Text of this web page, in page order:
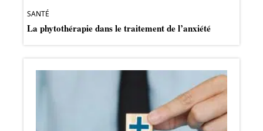
SANTÉ
La phytothérapie dans le traitement de l’anxiété